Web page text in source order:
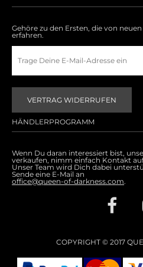
Gehöre zu den Ersten, die von
erfahren.
VERTRAG WIDERRUFEN
HÄNDLERPROGRAMM
Wenn Du daran interessiert bist,
verkaufen, nimm einfach Kontakt
Unser Team wird Dich dabei
Sende eine E-Mail an
office@queen-of-darkness.com.
COPYRIGHT © 2017